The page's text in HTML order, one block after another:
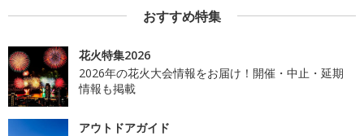
おすすめ特集
花火特集2026
2026年の花火大会情報をお届け！開催・中止・延期
情報も掲載
アウトドアガイド